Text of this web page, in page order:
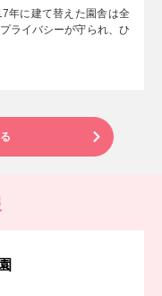
年に建て替えた園舎は全
ライバシーが守られ、ひ